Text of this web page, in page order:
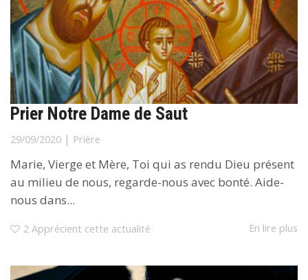
Prier Notre Dame de Saut
29/09/2020 | Prière
Marie, Vierge et Mère, Toi qui as rendu Dieu présent
au milieu de nous, regarde-nous avec bonté. Aide-
nous dans...
2 Apprécient cette actualité En lire plus